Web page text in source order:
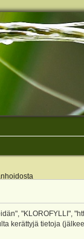
"KLOROFYLLI",
kerättyjä tietoja